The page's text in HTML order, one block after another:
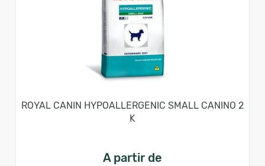
ROYAL CANIN HYPOALLERGENIC SMALL CANINO 2
K
A partir de